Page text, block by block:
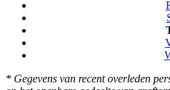
* Gegevens van recent overleden